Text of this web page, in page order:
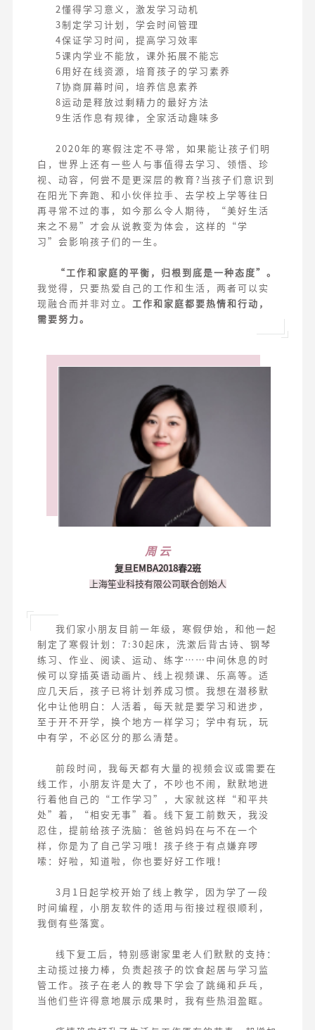
2懂得学习意义，激发学习动机
3制定学习计划，学会时间管理
4保证学习时间，提高学习效率
5课内学业不能放，课外拓展不能忘
6用好在线资源，培育孩子的学习素养
7协商屏幕时间，培养信息素养
8运动是释放过剩精力的最好方法
9生活作息有规律，全家活动趣味多
2020年的寒假注定不寻常，如果能让孩子们明
白，世界上还有一些人与事值得去学习、领悟、珍
视、动容，何尝不是更深层的教育?当孩子们意识到
在阳光下奔跑、和小伙伴拉手、去学校上学等往日
再寻常不过的事，如今那么令人期待，“美好生活
来之不易”才会从说教变为体会，这样的“学
习”会影响孩子们的一生。
“工作和家庭的平衡，归根到底是一种态度”。
我觉得，只要热爱自己的工作和生活，两者可以实
现融合而并非对立。 工作和家庭都要热情和行动，
需要努力。
周 云
复旦EMBA2018春2班
上海笙业科技有限公司联合创始人
我们家小朋友目前一年级，寒假伊始，和他一起
制定了寒假计划：7:30起床，洗漱后背古诗、钢琴
练习、作业、阅读、运动、练字……中间休息的时
候可以穿插英语动画片、线上视频课、乐高等。适
应几天后，孩子已将计划养成习惯。我想在潜移默
化中让他明白：人活着，每天就是要学习和进步，
至于开不开学，换个地方一样学习；学中有玩，玩
中有学，不必区分的那么清楚。
前段时间，我每天都有大量的视频会议或需要在
线工作，小朋友许是大了，不吵也不闹，默默地进
行着他自己的“工作学习”，大家就这样“和平共
处”着，“相安无事”着。线下复工前数天，我没
忍住，提前给孩子洗脑：爸爸妈妈在与不在一个
样，你是为了自己学习哦！孩子终于有点嫌弃啰
嗦：好啦，知道啦，你也要好好工作哦！
3月1日起学校开始了线上教学，因为学了一段
时间编程，小朋友软件的适用与衔接过程很顺利，
我倒有些落寞。
线下复工后，特别感谢家里老人们默默的支持：
主动揽过接力棒，负责起孩子的饮食起居与学习监
管工作。孩子在老人的教导下学会了跳绳和乒乓，
当他们些许得意地展示成果时，我有些热泪盈眶。